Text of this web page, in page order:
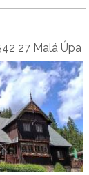
27 Malá Úpa